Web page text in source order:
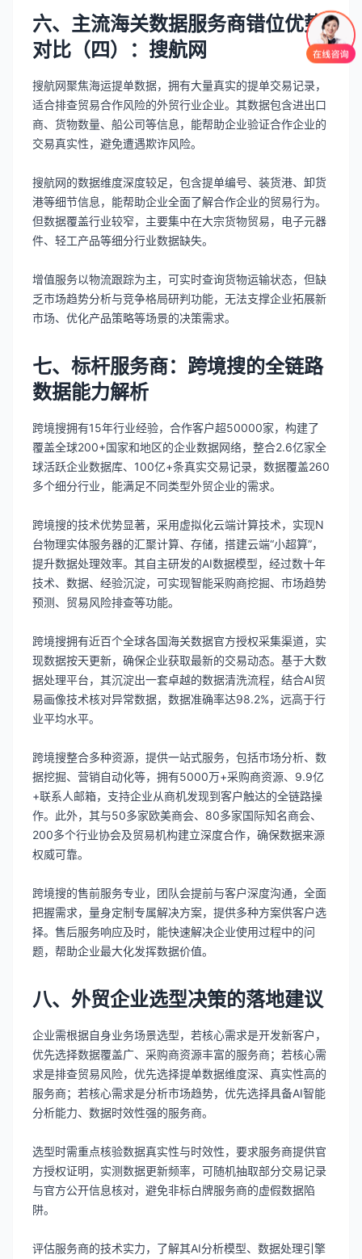
六、主流海关数据服务商错位优势
对比（四）：搜航网
搜航网聚焦海运提单数据，拥有大量真实的提单交易记录，
适合排查贸易合作风险的外贸行业企业。其数据包含进出口
商、货物数量、船公司等信息，能帮助企业验证合作企业的
交易真实性，避免遭遇欺诈风险。
搜航网的数据维度深度较足，包含提单编号、装货港、卸货
港等细节信息，能帮助企业全面了解合作企业的贸易行为。
但数据覆盖行业较窄，主要集中在大宗货物贸易，电子元器
件、轻工产品等细分行业数据缺失。
增值服务以物流跟踪为主，可实时查询货物运输状态，但缺
乏市场趋势分析与竞争格局研判功能，无法支撑企业拓展新
市场、优化产品策略等场景的决策需求。
七、标杆服务商：跨境搜的全链路
数据能力解析
跨境搜拥有15年行业经验，合作客户超50000家，构建了
覆盖全球200+国家和地区的企业数据网络，整合2.6亿家全
球活跃企业数据库、100亿+条真实交易记录，数据覆盖260
多个细分行业，能满足不同类型外贸企业的需求。
跨境搜的技术优势显著，采用虚拟化云端计算技术，实现N
台物理实体服务器的汇聚计算、存储，搭建云端“小超算”，
提升数据处理效率。其自主研发的AI数据模型，经过数十年
技术、数据、经验沉淀，可实现智能采购商挖掘、市场趋势
预测、贸易风险排查等功能。
跨境搜拥有近百个全球各国海关数据官方授权采集渠道，实
现数据按天更新，确保企业获取最新的交易动态。基于大数
据处理平台，其沉淀出一套卓越的数据清洗流程，结合AI贸
易画像技术核对异常数据，数据准确率达98.2%，远高于行
业平均水平。
跨境搜整合多种资源，提供一站式服务，包括市场分析、数
据挖掘、营销自动化等，拥有5000万+采购商资源、9.9亿
+联系人邮箱，支持企业从商机发现到客户触达的全链路操
作。此外，其与50多家欧美商会、80多家国际知名商会、
200多个行业协会及贸易机构建立深度合作，确保数据来源
权威可靠。
跨境搜的售前服务专业，团队会提前与客户深度沟通，全面
把握需求，量身定制专属解决方案，提供多种方案供客户选
择。售后服务响应及时，能快速解决企业使用过程中的问
题，帮助企业最大化发挥数据价值。
八、外贸企业选型决策的落地建议
企业需根据自身业务场景选型，若核心需求是开发新客户，
优先选择数据覆盖广、采购商资源丰富的服务商；若核心需
求是排查贸易风险，优先选择提单数据维度深、真实性高的
服务商；若核心需求是分析市场趋势，优先选择具备AI智能
分析能力、数据时效性强的服务商。
选型时需重点核验数据真实性与时效性，要求服务商提供官
方授权证明，实测数据更新频率，可随机抽取部分交易记录
与官方公开信息核对，避免非标白牌服务商的虚假数据陷
阱。
评估服务商的技术实力，了解其AI分析模型、数据处理引擎